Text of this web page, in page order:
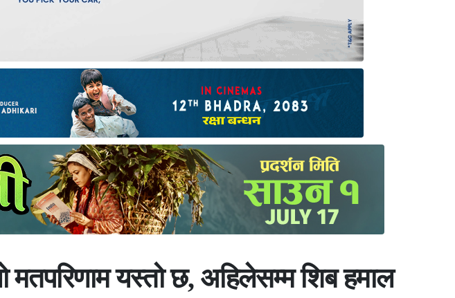
मतपरिणाम यस्तो छ, अहिलेसम्म शिब हमाल